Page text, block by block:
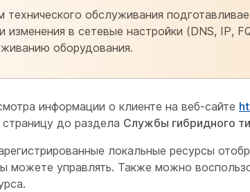
технического обслуживания
изменения в сетевые настройки (DNS, IP,
оборудования.
информации о клиенте на веб-сайте
страницу до раздела Службы гибридного
локальные ресурсы
можете управлять. Также можно